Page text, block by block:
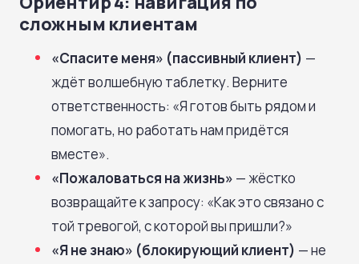
сложным клиентам
«Спасите меня» (пассивный клиент) —
ждёт волшебную таблетку. Верните
ответственность: «Я готов быть рядом и
помогать, но работать нам придётся
вместе».
«Пожаловаться на жизнь» — жёстко
возвращайте к запросу: «Как это связано с
той тревогой, с которой вы пришли?»
«Я не знаю» (блокирующий клиент) — не